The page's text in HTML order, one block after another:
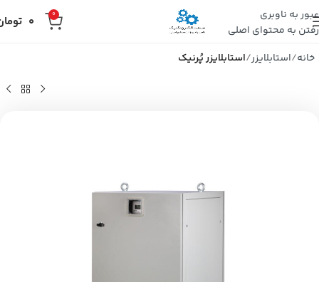
عبور به ناوبری
رفتن به محتوای اصلی
0
0
خانه استابلایزر استابلایزر پُرنیک